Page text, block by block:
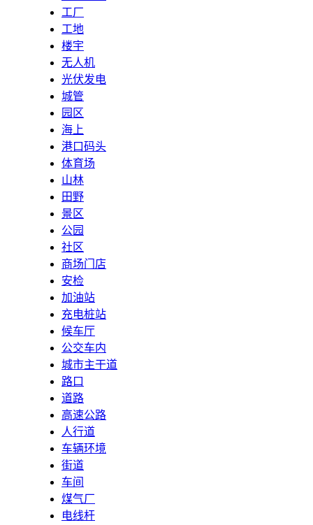
工厂
工地
楼宇
无人机
光伏发电
城管
园区
海上
港口码头
体育场
山林
田野
景区
公园
社区
商场门店
安检
加油站
充电桩站
候车厅
公交车内
城市主干道
路口
道路
高速公路
人行道
车辆环境
街道
车间
煤气厂
电线杆